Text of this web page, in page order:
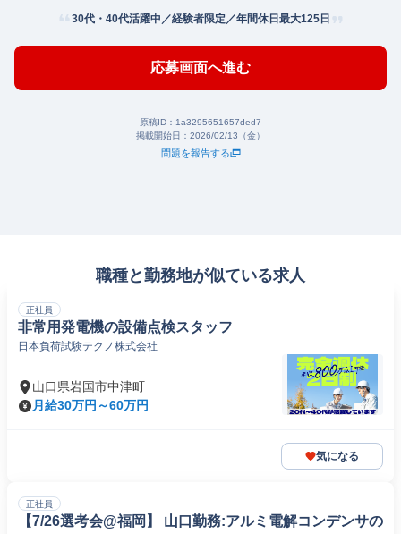
30代・40代活躍中／経験者限定／年間休日最大125日
応募画面へ進む
原稿ID： 1a3295651657ded7
掲載開始日： 2026/02/13（金）
問題を報告する
職種と勤務地が似ている求人
正社員
非常用発電機の設備点検スタッフ
日本負荷試験テクノ株式会社
山口県岩国市中津町
月給30万円～60万円
気になる
正社員
【7/26選考会@福岡】 山口勤務:アルミ電解コンデンサの